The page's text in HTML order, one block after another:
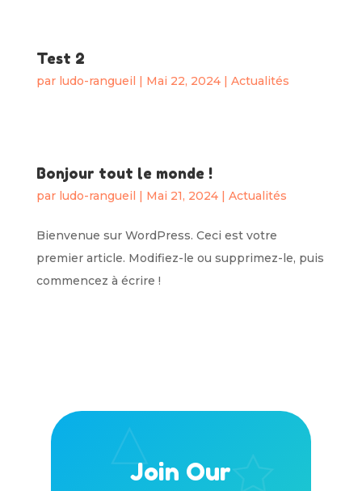
Test 2
par ludo-rangueil | Mai 22, 2024| Actualités
Bonjour tout le monde !
par ludo-rangueil | Mai 21, 2024| Actualités
Bienvenue sur WordPress. Ceci est votre
premier article. Modifiez-le ou supprimez-le, puis
commencez à écrire !
Join Our